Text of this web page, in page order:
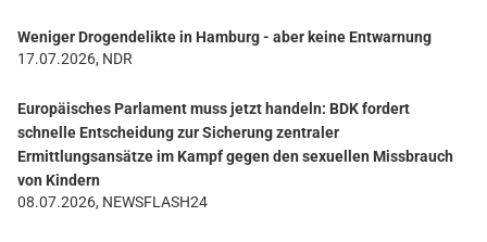
Weniger Drogendelikte in Hamburg - aber keine Entwarnung
17.07.2026, NDR
Europäisches Parlament muss jetzt handeln: BDK fordert
schnelle Entscheidung zur Sicherung zentraler
Ermittlungsansätze im Kampf gegen den sexuellen Missbrauch
von Kindern
08.07.2026, NEWSFLASH24